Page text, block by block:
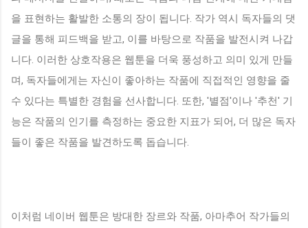
을 표현하는 활발한 소통의 장이 됩니다. 작가 역시 독자들의 댓
글을 통해 피드백을 받고, 이를 바탕으로 작품을 발전시켜 나갑
니다. 이러한 상호작용은 웹툰을 더욱 풍성하고 의미 있게 만들
며, 독자들에게는 자신이 좋아하는 작품에 직접적인 영향을 줄
수 있다는 특별한 경험을 선사합니다. 또한, '별점'이나 '추천' 기
능은 작품의 인기를 측정하는 중요한 지표가 되어, 더 많은 독자
들이 좋은 작품을 발견하도록 돕습니다.
이처럼 네이버 웹툰은 방대한 장르와 작품, 아마추어 작가들의